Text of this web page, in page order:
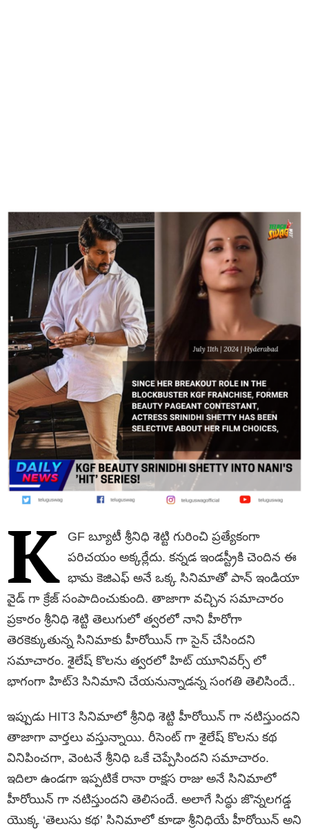
K GF బ్యూటీ శ్రీనిధి శెట్టి గురించి ప్రత్యేకంగా
పరిచయం అక్కర్లేదు. కన్నడ ఇండస్ట్రీకి చెందిన ఈ
భామ కెజిఎఫ్ అనే ఒక్క సినిమాతో పాన్ ఇండియా
వైడ్ గా క్రేజ్ సంపాదించుకుంది. తాజాగా వచ్చిన సమాచారం
ప్రకారం శ్రీనిధి శెట్టి తెలుగులో త్వరలో నాని హీరోగా
తెరకెక్కుతున్న సినిమాకు హీరోయిన్ గా సైన్ చేసిందని
సమాచారం. శైలేష్ కొలను త్వరలో హిట్ యూనివర్స్ లో
భాగంగా హిట్3 సినిమాని చేయనున్నాడన్న సంగతి తెలిసిందే..
ఇప్పుడు HIT3 సినిమాలో శ్రీనిధి శెట్టి హీరోయిన్ గా నటిస్తుందని
తాజాగా వార్తలు వస్తున్నాయి. రీసెంట్ గా శైలేష్ కొలను కథ
వినిపించగా, వెంటనే శ్రీనిధి ఒకే చెప్పేసిందని సమాచారం.
ఇదిలా ఉండగా ఇప్పటికే రానా రాక్షస రాజు అనే సినిమాలో
హీరోయిన్ గా నటిస్తుందని తెలిసందే. అలాగే సిద్ధు జొన్నలగడ్డ
యొక్క ‘తెలుసు కథ’ సినిమాలో కూడా శ్రీనిధియే హీరోయిన్ అని